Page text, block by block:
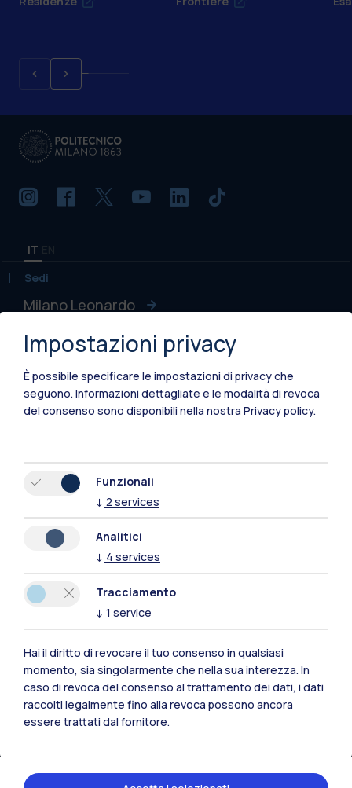
IT
Sedi
Milano Leonardo
Milano Bovisa
Cremona
Lecco
Piacenza
Risorse
Impostazioni privacy
È possibile specificare le impostazioni di privacy che
seguono. Informazioni dettagliate e le modalità di revoca
del consenso sono disponibili nella nostra Privacy policy.
Funzionali
↓ 2 services
Analitici
↓ 4 services
Tracciamento
↓ 1 service
Hai il diritto di revocare il tuo consenso in qualsiasi
momento, sia singolarmente che nella sua interezza. In
caso di revoca del consenso al trattamento dei dati, i dati
raccolti legalmente fino alla revoca possono ancora
essere trattati dal fornitore.